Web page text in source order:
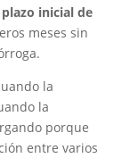
inicial de
meses sin
la
la
porque
entre varios